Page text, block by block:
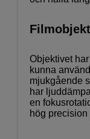
Objektivet
kunna
mjukgående
har
en
hög